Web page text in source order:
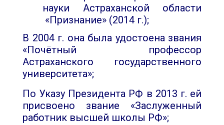
науки Астраханской области
«Признание» (2014 г.);
В 2004 г. она была удостоена звания
«Почётный профессор
Астраханского государственного
университета»;
По Указу Президента РФ в 2013 г. ей
присвоено звание «Заслуженный
работник высшей школы РФ»;